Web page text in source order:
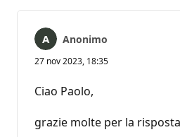
Anonimo
27 nov 2023, 18:35
Ciao Paolo,
grazie molte per la